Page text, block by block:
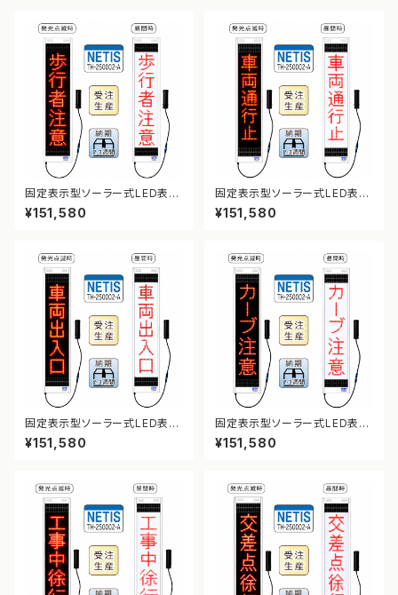
固定表示型ソーラー式LED表示
板 ドットサイン【歩行者注意】【N
ETIS登録】
¥151,580
固定表示型ソーラー式LED表示
板 ドットサイン【車両通行止】【N
ETIS登録】
¥151,580
固定表示型ソーラー式LED表示
板 ドットサイン【車両出入口】【N
ETIS登録】
¥151,580
固定表示型ソーラー式LED表示
板 ドットサイン【カーブ注意】【N
ETIS登録】
¥151,580